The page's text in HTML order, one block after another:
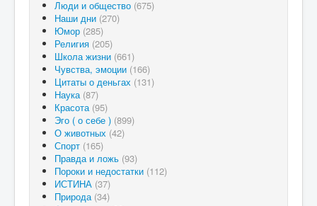
Люди и общество (675)
Наши дни (270)
Юмор (285)
Религия (205)
Школа жизни (661)
Чувства, эмоции (166)
Цитаты о деньгах (131)
Наука (87)
Красота (95)
Эго ( о себе ) (899)
О животных (42)
Спорт (165)
Правда и ложь (93)
Пороки и недостатки (112)
ИСТИНА (37)
Природа (34)